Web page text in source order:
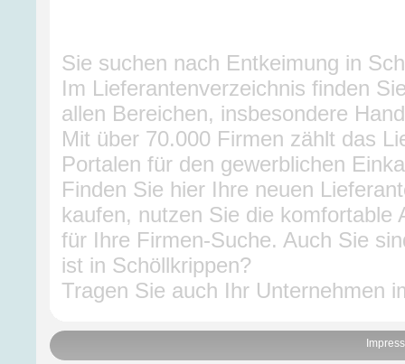
Sie suchen nach Entkeimung in
Im Lieferantenverzeichnis finden
allen Bereichen, insbesondere
Mit über 70.000 Firmen zählt das
Portalen für den gewerblichen
Finden Sie hier Ihre neuen
kaufen, nutzen Sie die komfortable
für Ihre Firmen-Suche. Auch Sie
ist in Schöllkrippen?
Tragen Sie auch Ihr Unternehmen